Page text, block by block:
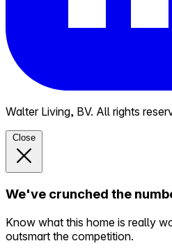
Walter Living, BV. All rights
Close
We've crunched the
Know what this home is really
outsmart the competition.